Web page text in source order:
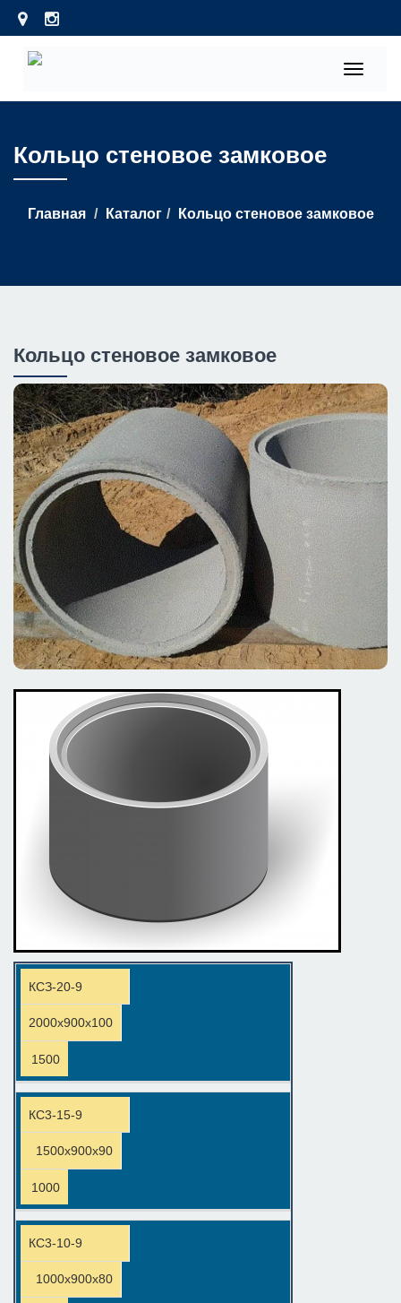
Toggle
Кольцо стеновое замковое
Главная Каталог Кольцо стеновое замковое
Кольцо стеновое замковое
КСЗ-20-9
2000х900х100
1500
КС3-15-9
1500х900х90
1000
КС3-10-9
1000х900х80